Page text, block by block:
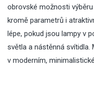
obrovské možnosti
kromě parametrů i
lépe, pokud jsou lampy v
světla a nástěnná svítidla.
v moderním,